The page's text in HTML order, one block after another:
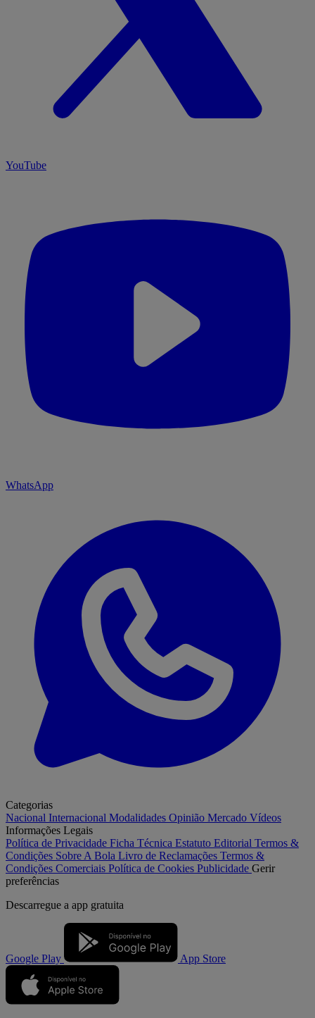
YouTube
WhatsApp
Categorias
Nacional Internacional Modalidades Opinião Mercado Vídeos
Informações Legais
Política de Privacidade Ficha Técnica Estatuto Editorial Termos &
Condições Sobre A Bola Livro de Reclamações Termos &
Condições Comerciais Política de Cookies Publicidade Gerir
preferências
Descarregue a app gratuita
Google Play App Store